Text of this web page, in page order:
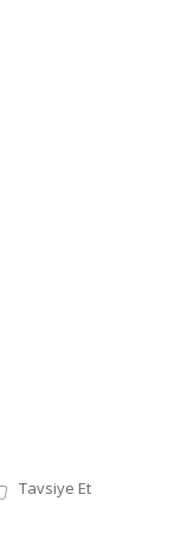
Tavsiye Et